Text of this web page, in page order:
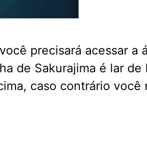
precisará acessar a
de Sakurajima é lar de
caso contrário você